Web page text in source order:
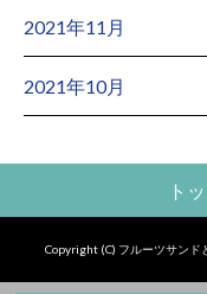
2021年11月
2021年10月
ト
Copyright (C) フルーツサンド